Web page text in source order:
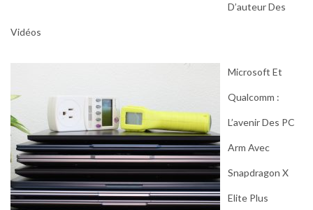
D’auteur Des
Vidéos
Microsoft Et
Qualcomm :
L’avenir Des PC
Arm Avec
Snapdragon X
Elite Plus